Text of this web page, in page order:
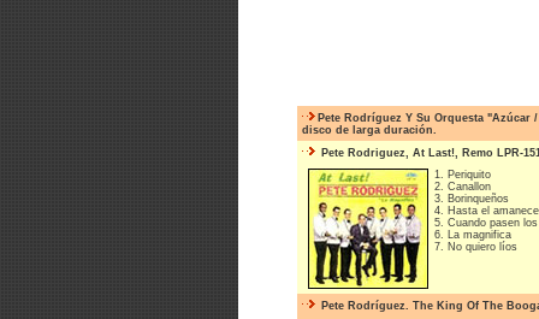
Pete Rodríguez Y Su Orquesta
disco de larga duración.
Pete Rodriguez, At Last!, Remo LPR-
1. Periquito
2. Canallon
3. Borinqueños
4. Hasta el
5. Cuando pasen
6. La magnifica
7. No quiero líos
Pete Rodríguez. The King Of The